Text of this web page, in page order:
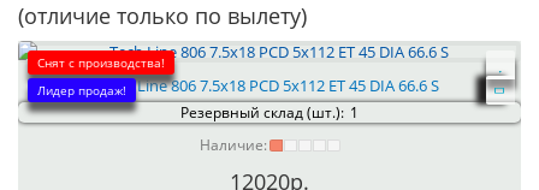
(отличие только по вылету)
Снят с производства!
Лидер продаж!Tech Line 806 7.5x18 PCD 5x112 ET 45 DIA 66.6 S
Резервный склад (шт.): 1
Наличие:
12020р.